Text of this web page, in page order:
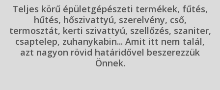
Teljes körű épületgépészeti termékek, fűtés,
hűtés, hőszivattyú, szerelvény, cső,
termosztát, kerti szivattyú, szellőzés, szaniter,
csaptelep, zuhanykabin... Amit itt nem talál,
azt nagyon rövid határidővel beszerezzük
Önnek.